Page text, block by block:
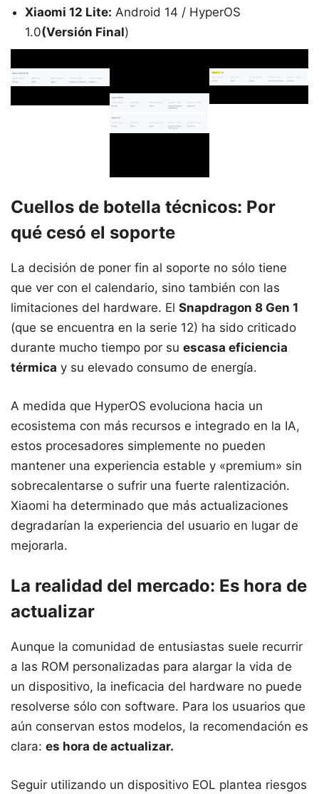
Xiaomi 12 Lite: Android 14 / HyperOS
1.0(Versión Final)
Cuellos de botella técnicos: Por
qué cesó el soporte
La decisión de poner fin al soporte no sólo tiene
que ver con el calendario, sino también con las
limitaciones del hardware. El Snapdragon 8 Gen 1
(que se encuentra en la serie 12) ha sido criticado
durante mucho tiempo por su escasa eficiencia
térmica y su elevado consumo de energía.
A medida que HyperOS evoluciona hacia un
ecosistema con más recursos e integrado en la IA,
estos procesadores simplemente no pueden
mantener una experiencia estable y «premium» sin
sobrecalentarse o sufrir una fuerte ralentización.
Xiaomi ha determinado que más actualizaciones
degradarían la experiencia del usuario en lugar de
mejorarla.
La realidad del mercado: Es hora de
actualizar
Aunque la comunidad de entusiastas suele recurrir
a las ROM personalizadas para alargar la vida de
un dispositivo, la ineficacia del hardware no puede
resolverse sólo con software. Para los usuarios que
aún conservan estos modelos, la recomendación es
clara: es hora de actualizar.
Seguir utilizando un dispositivo EOL plantea riesgos